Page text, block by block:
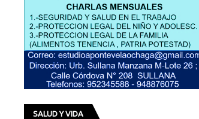
SALUD Y VIDA